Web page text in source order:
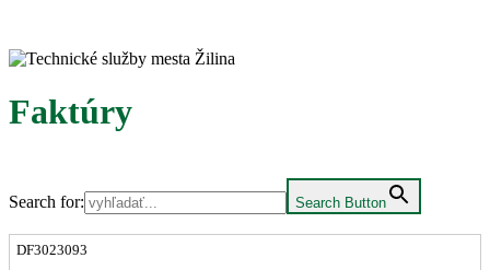
Faktúry
Search for: Search Button
DF3023093